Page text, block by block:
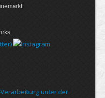
unter der